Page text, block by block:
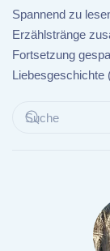
Spannend zu
Erzählstränge
Fortsetzung